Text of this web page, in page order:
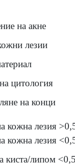
на акне
лезии
цитология
на конци
кожна лезия
кожна лезия
киста/липом